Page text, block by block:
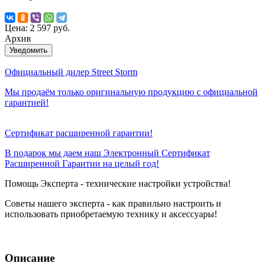
Цена: 2 597 руб.
Архив
Уведомить
Официальный дилер Street Storm
Мы продаём только оригинальную продукцию с официальной
гарантией!
Сертификат расширенной гарантии!
В подарок мы даем наш Электронный Сертификат
Расширенной Гарантии на целый год!
Помощь Эксперта - технические настройки устройства!
Советы нашего эксперта - как правильно настроить и
использовать приобретаемую технику и аксессуары!
Описание